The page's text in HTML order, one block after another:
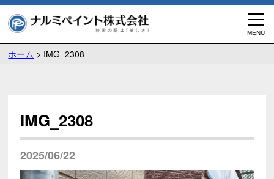
ホーム > IMG_2308
IMG_2308
2025/06/22